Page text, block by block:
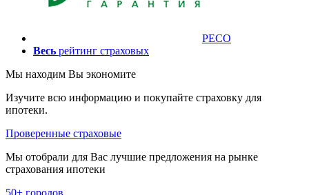
РЕСО
Весь рейтинг страховых
Мы находим Вы экономите
Изучите всю информацию и покупайте страховку для
ипотеки.
Проверенные страховые
Мы отобрали для Вас лучшие предложения на рынке
страхования ипотеки
50+ городов